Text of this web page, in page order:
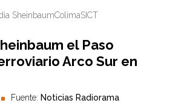
SheinbaumColimaSICT
el Paso
Arco Sur en
Fuente: Noticias Radiorama